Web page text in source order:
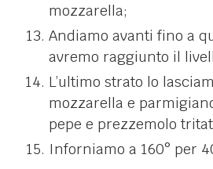
mozzarella;
Andiamo avanti fino a
avremo raggiunto il
L’ultimo strato lo
mozzarella e
pepe e prezzemolo
Inforniamo a 160° per